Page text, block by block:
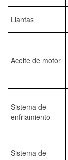
Llantas
Aceite de motor
Sistema de
enfriamiento
Sistema de